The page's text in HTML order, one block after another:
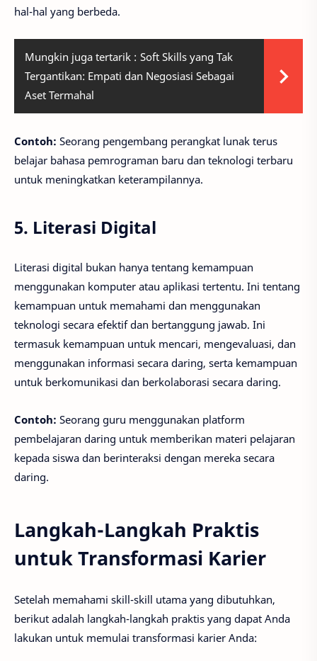
hal-hal yang berbeda.
Mungkin juga tertarik : Soft Skills yang Tak
Tergantikan: Empati dan Negosiasi Sebagai
Aset Termahal
Contoh: Seorang pengembang perangkat lunak terus
belajar bahasa pemrograman baru dan teknologi terbaru
untuk meningkatkan keterampilannya.
5. Literasi Digital
Literasi digital bukan hanya tentang kemampuan
menggunakan komputer atau aplikasi tertentu. Ini tentang
kemampuan untuk memahami dan menggunakan
teknologi secara efektif dan bertanggung jawab. Ini
termasuk kemampuan untuk mencari, mengevaluasi, dan
menggunakan informasi secara daring, serta kemampuan
untuk berkomunikasi dan berkolaborasi secara daring.
Contoh: Seorang guru menggunakan platform
pembelajaran daring untuk memberikan materi pelajaran
kepada siswa dan berinteraksi dengan mereka secara
daring.
Langkah-Langkah Praktis
untuk Transformasi Karier
Setelah memahami skill-skill utama yang dibutuhkan,
berikut adalah langkah-langkah praktis yang dapat Anda
lakukan untuk memulai transformasi karier Anda: